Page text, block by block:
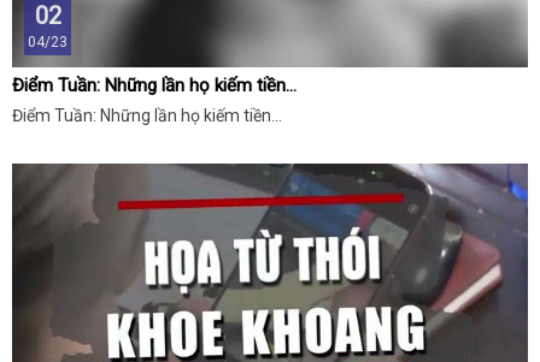
02
04/23
Điểm Tuần: Những lần họ kiếm tiền...
Điểm Tuần: Những lần họ kiếm tiền...